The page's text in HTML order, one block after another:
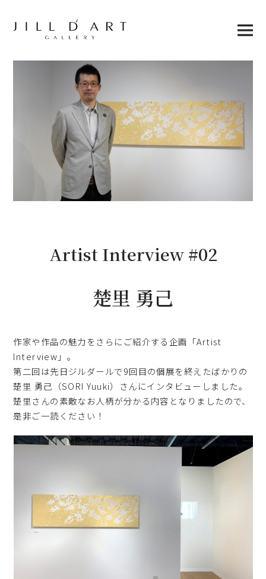
content
Main
Menu
Artist Interview #02
楚里 勇己
作家や作品の魅力をさらにご紹介する企画「Artist
Interview」。
第二回は先日ジルダールで9回目の個展を終えたばかりの
楚里 勇己（SORI Yuuki）さんにインタビューしました。
楚里さんの素敵なお人柄が分かる内容となりましたので、
是非ご一読ください！